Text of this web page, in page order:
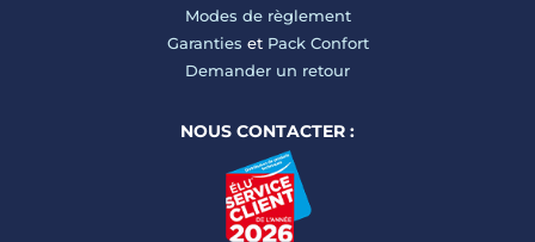
Modes de règlement
Garanties et Pack Confort
Demander un retour
NOUS CONTACTER :